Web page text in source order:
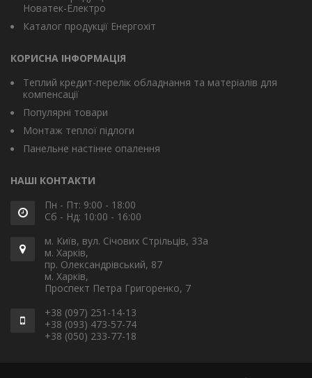
Новатек-Електро
Каталог продукції Енергохіт
КОРИСНА ІНФОРМАЦІЯ
Теплий кредит-перелік обладнання та матеріалів для
компенсації
Популярні товари
Монтаж теплої підлоги
Панельне настінне опалення
НАШІ КОНТАКТИ
Пн - Пт: 9:00 - 18:00
Сб - Нд: 10:00 - 16:00
м. Київ, вул. Січових Стрільців, 33а
м. Харків,
пр. Олександрівський, 87
м. Харків,
Проспект Петра Григоренко, 7
+38 (097) 251-14-13
+38 (093) 473-57-74
+38 (050) 233-77-18